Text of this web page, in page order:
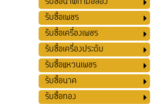
รับซื้อเพชร
รับซื้อเครื่องเพชร
รับซื้อเครื่องประดับ
รับซื้อแหวนเพชร
รับซื้อนาค
รับซื้อทอง